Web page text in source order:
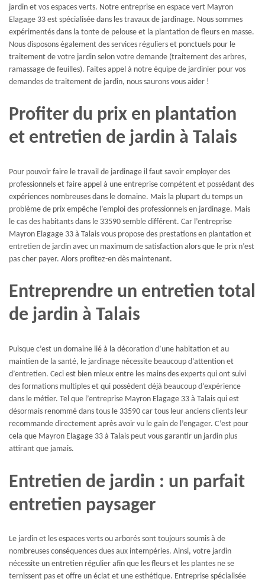
jardin et vos espaces verts. Notre entreprise en espace vert Mayron
Elagage 33 est spécialisée dans les travaux de jardinage. Nous sommes
expérimentés dans la tonte de pelouse et la plantation de fleurs en masse.
Nous disposons également des services réguliers et ponctuels pour le
traitement de votre jardin selon votre demande (traitement des arbres,
ramassage de feuilles). Faites appel à notre équipe de jardinier pour vos
demandes de traitement de jardin, nous saurons vous aider !
Profiter du prix en plantation
et entretien de jardin à Talais
Pour pouvoir faire le travail de jardinage il faut savoir employer des
professionnels et faire appel à une entreprise compétent et possédant des
expériences nombreuses dans le domaine. Mais la plupart du temps un
problème de prix empêche l’emploi des professionnels en jardinage. Mais
le cas des habitants dans le 33590 semble différent. Car l’entreprise
Mayron Elagage 33 à Talais vous propose des prestations en plantation et
entretien de jardin avec un maximum de satisfaction alors que le prix n’est
pas cher payer. Alors profitez-en dès maintenant.
Entreprendre un entretien total
de jardin à Talais
Puisque c’est un domaine lié à la décoration d’une habitation et au
maintien de la santé, le jardinage nécessite beaucoup d’attention et
d’entretien. Ceci est bien mieux entre les mains des experts qui ont suivi
des formations multiples et qui possèdent déjà beaucoup d’expérience
dans le métier. Tel que l’entreprise Mayron Elagage 33 à Talais qui est
désormais renommé dans tous le 33590 car tous leur anciens clients leur
recommande directement après avoir vu le gain de l’engager. C’est pour
cela que Mayron Elagage 33 à Talais peut vous garantir un jardin plus
attirant que jamais.
Entretien de jardin : un parfait
entretien paysager
Le jardin et les espaces verts ou arborés sont toujours soumis à de
nombreuses conséquences dues aux intempéries. Ainsi, votre jardin
nécessite un entretien régulier afin que les fleurs et les plantes ne se
ternissent pas et offre un éclat et une esthétique. Entreprise spécialisée